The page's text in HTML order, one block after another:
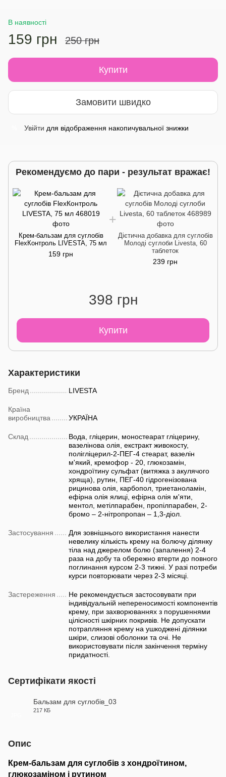
В наявності
159 грн 250 грн
Купити
Замовити швидко
Увійти для відображення накопичувальної знижки
Рекомендуємо до пари - результат вражає!
Крем-бальзам для суглобів
FlexКонтроль LIVESTA, 75 мл
159 грн
Дієтична добавка для суглобів
Молоді суглоби Livesta, 60
таблеток
239 грн
398 грн
Купити
Характеристики
Бренд LIVESTA
Країна
виробництва
УКРАЇНА
Склад
Вода, гліцерин, моностеарат гліцерину,
вазелінова олія, екстракт живокосту,
полігліцерил-2-ПЕГ-4 стеарат, вазелін
м'який, кремофор - 20, глюкозамін,
хондроїтину сульфат (витяжка з акулячого
хряща), рутин, ПЕГ-40 гідрогенізована
рицинова олія, карбопол, триетаноламін,
ефірна олія ялиці, ефірна олія м'яти,
ментол, метілпарабен, пропілпарабен, 2-
бромо – 2-нітропропан – 1,3-діол.
Застосування
Для зовнішнього використання нанести
невелику кількість крему на болючу ділянку
тіла над джерелом болю (запалення) 2-4
раза на добу та обережно втерти до повного
поглинання курсом 2-3 тижні. У разі потреби
курси повторювати через 2-3 місяці.
Застереження
Не рекомендується застосовувати при
індивідуальній непереносимості компонентів
крему, при захворюваннях з порушеннями
цілісності шкірних покривів. Не допускати
потрапляння крему на ушкоджені ділянки
шкіри, слизові оболонки та очі. Не
використовувати після закінчення терміну
придатності.
Сертифікати якості
Бальзам для суглобів_03
217 КБ
Опис
Крем-бальзам для суглобів з хондроїтином,
глюкозаміном і рутином